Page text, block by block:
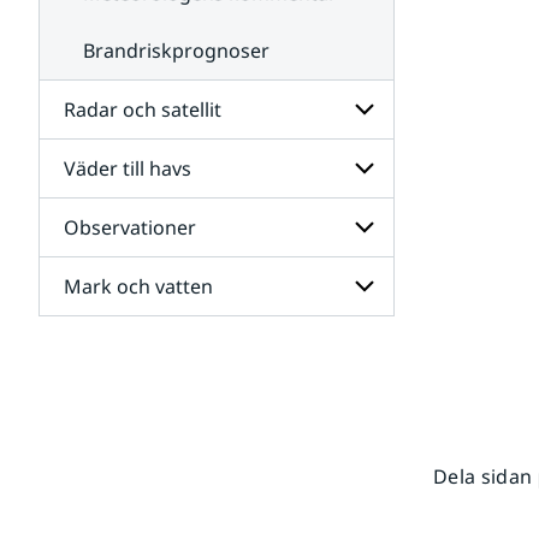
Brandriskprognoser
Radar och satellit
Undersidor
för
Radar
och
satellit
Väder till havs
Undersidor
för
Väder
till
havs
Observationer
Undersidor
för
Mark och vatten
Dela sidan